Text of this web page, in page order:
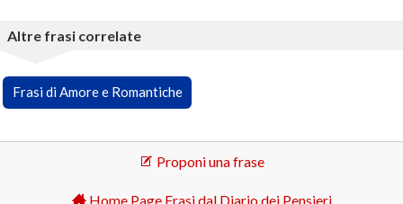
Altre frasi correlate
Frasi di Amore e Romantiche
Proponi una frase
Home Page Frasi dal Diario dei Pensieri